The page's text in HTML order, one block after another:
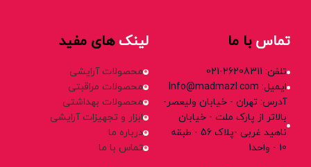
تماسبا ما
تلفن: 26208311-021
ایمیل: Info@madmazl.com
آدرس: تهران - خیابان ولیعصر-
بالاتر از پارک ملت - خیابان
ناهید غربی -پلاک 56 - طبقه
10 - واحد1
لینک های مفید
محصولات آرایشی
محصولات مراقبتی
محصولات بهداشتی
ابزار و تجهیزات آرایشی
درباره ما
تماس با ما